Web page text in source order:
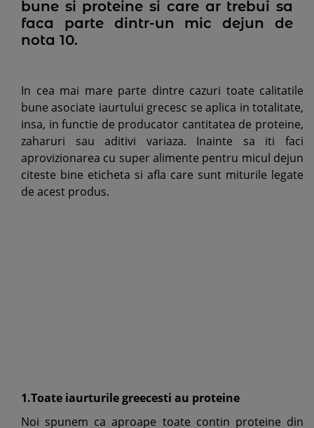
bune si proteine si care ar trebui sa
faca parte dintr-un mic dejun de
nota 10.
In cea mai mare parte dintre cazuri toate calitatile
bune asociate iaurtului grecesc se aplica in totalitate,
insa, in functie de producator cantitatea de proteine,
zaharuri sau aditivi variaza. Inainte sa iti faci
aprovizionarea cu super alimente pentru micul dejun
citeste bine eticheta si afla care sunt miturile legate
de acest produs.
1.Toate iaurturile greecesti au proteine
Noi spunem ca aproape toate contin proteine din